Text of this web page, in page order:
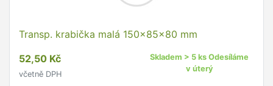
Transp. krabička malá 150x85x80 mm
52,50 Kč
včetně DPH
Skladem > 5 ks Odesíláme
v úterý